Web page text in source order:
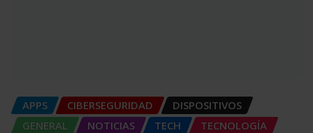
APPS CIBERSEGURIDAD
DISPOSITIVOS
GENERAL
NOTICIAS TECH TECNOLOGÍA